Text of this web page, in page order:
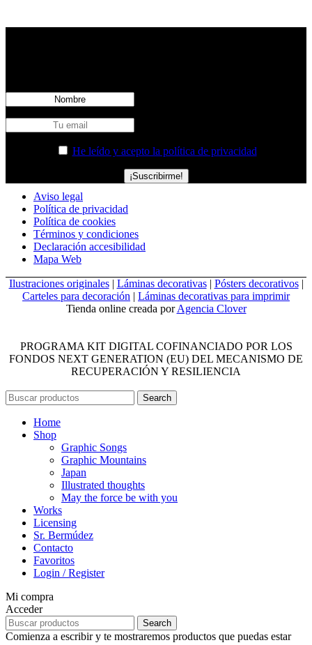
He leído y acepto la política de privacidad
Aviso legal
Política de privacidad
Política de cookies
Términos y condiciones
Declaración accesibilidad
Mapa Web
Ilustraciones originales| Láminas decorativas| Pósters decorativos|
Carteles para decoración | Láminas decorativas para imprimir
Tienda online creada porAgencia Clover
PROGRAMA KIT DIGITAL COFINANCIADO POR LOS
FONDOS NEXT GENERATION (EU) DEL MECANISMO DE
RECUPERACIÓN Y RESILIENCIA
Search
Home
Shop
Graphic Songs
Graphic Mountains
Japan
Illustrated thoughts
May the force be with you
Works
Licensing
Sr. Bermúdez
Contacto
Favoritos
Login / Register
Mi compra
Acceder
Search
Comienza a escribir y te mostraremos productos que puedas estar